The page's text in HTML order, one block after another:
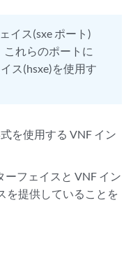
イス(sxe ポート)
れらのポートに
ス(hsxe)を使用す
を使用する VNF イン
ーフェイスと VNF イン
を提供していることを